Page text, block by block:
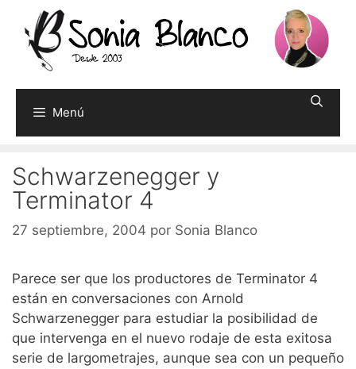
contenido
Menú
Schwarzenegger y
Terminator 4
27 septiembre, 2004 por Sonia Blanco
Parece ser que los productores de Terminator 4
están en conversaciones con Arnold
Schwarzenegger para estudiar la posibilidad de
que intervenga en el nuevo rodaje de esta exitosa
serie de largometrajes, aunque sea con un pequeño